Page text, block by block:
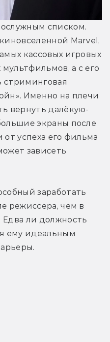
списком.
Marvel,
кассовых игровых
а с его
стриминговая
Именно на плечи
вернуть далёкую-
экраны после
от успеха его фильма
зависеть
заработать
режиссёра, чем в
ли должность
ему идеальным